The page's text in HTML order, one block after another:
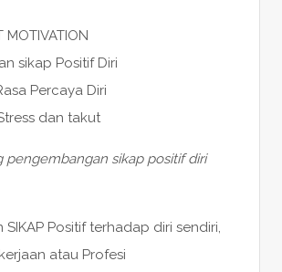
MOTIVATION
sikap Positif Diri
Percaya Diri
dan takut
pengembangan sikap positif diri
SIKAP Positif terhadap diri sendiri,
atau Profesi